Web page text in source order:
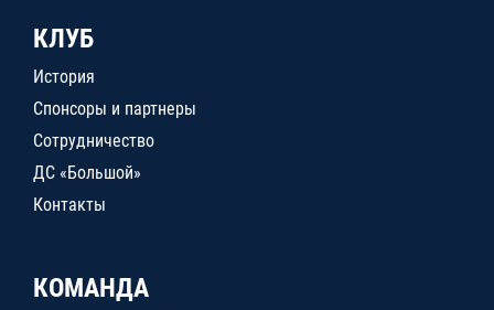
КЛУБ
История
Спонсоры и партнеры
Сотрудничество
ДС «Большой»
Контакты
КОМАНДА